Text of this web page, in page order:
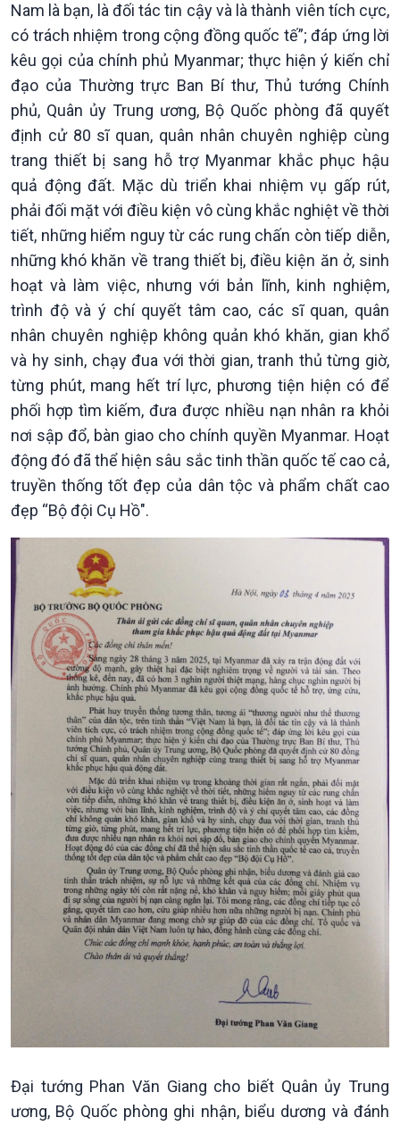
Chính trị
Tin Chính trị
Chính phủ với người dân
Quốc hội với cử tri
Xây dựng đảng
Đảng trong cuộc sống
Nhận diện sự thật
Pháp luật và đời sống
Thế giới
Tin thế giới
Vấn đề quốc tế
Hồ sơ sự kiện quốc tế
Thế giới & Việt Nam
Biên cương - Một dải vững
bền
Kinh tế
Tin Kinh tế
Trước giờ mở cửa
Dòng chảy Kinh tế
Sức sống hàng Việt
Khởi nghiệp
Tuyên chiến với gian lận
thương mại
Nông nghiệp & Biển đảo
đảo
Biển đảo Việt Nam
Tâm tình biên giới và hải
đảo
Tìm hiểu biển, đảo Việt
Nam
Tài nguyên và Môi trường
Xã hội chuyển động
Bước chân đến trường
Tin Khoa học & Công nghệ
Kết nối công nghệ
Sống chung với biến đổi
khí hậu
Nam là bạn, là đối tác tin cậy và là thành viên tích cực,
có trách nhiệm trong cộng đồng quốc tế”; đáp ứng lời
kêu gọi của chính phủ Myanmar; thực hiện ý kiến chỉ
đạo của Thường trực Ban Bí thư, Thủ tướng Chính
phủ, Quân ủy Trung ương, Bộ Quốc phòng đã quyết
định cử 80 sĩ quan, quân nhân chuyên nghiệp cùng
trang thiết bị sang hỗ trợ Myanmar khắc phục hậu
quả động đất. Mặc dù triển khai nhiệm vụ gấp rút,
phải đối mặt với điều kiện vô cùng khắc nghiệt về thời
tiết, những hiểm nguy từ các rung chấn còn tiếp diễn,
những khó khăn về trang thiết bị, điều kiện ăn ở, sinh
hoạt và làm việc, nhưng với bản lĩnh, kinh nghiệm,
trình độ và ý chí quyết tâm cao, các sĩ quan, quân
nhân chuyên nghiệp không quản khó khăn, gian khổ
và hy sinh, chạy đua với thời gian, tranh thủ từng giờ,
từng phút, mang hết trí lực, phương tiện hiện có để
phối hợp tìm kiếm, đưa được nhiều nạn nhân ra khỏi
nơi sập đổ, bàn giao cho chính quyền Myanmar. Hoạt
động đó đã thể hiện sâu sắc tinh thần quốc tế cao cả,
truyền thống tốt đẹp của dân tộc và phẩm chất cao
đẹp “Bộ đội Cụ Hồ".
Đại tướng Phan Văn Giang cho biết Quân ủy Trung
ương, Bộ Quốc phòng ghi nhận, biểu dương và đánh